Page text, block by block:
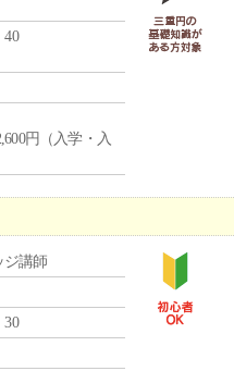
40
円（入学・入
ジ講師
30